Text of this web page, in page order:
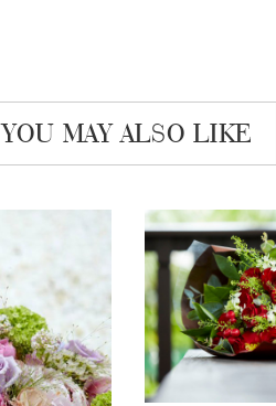
YOU MAY ALSO LIKE